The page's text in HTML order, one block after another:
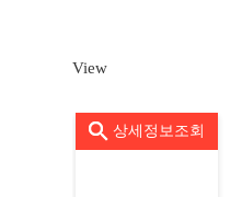
View
상세정보조회